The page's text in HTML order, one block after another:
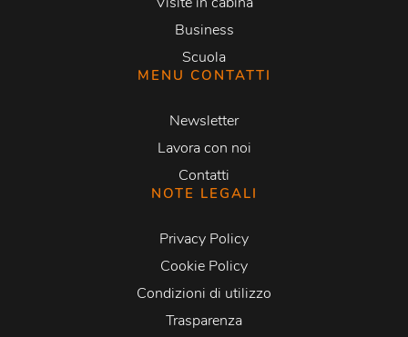
Business
Scuola
MENU CONTATTI
Newsletter
Lavora con noi
Contatti
NOTE LEGALI
Privacy Policy
Cookie Policy
Condizioni di utilizzo
Trasparenza